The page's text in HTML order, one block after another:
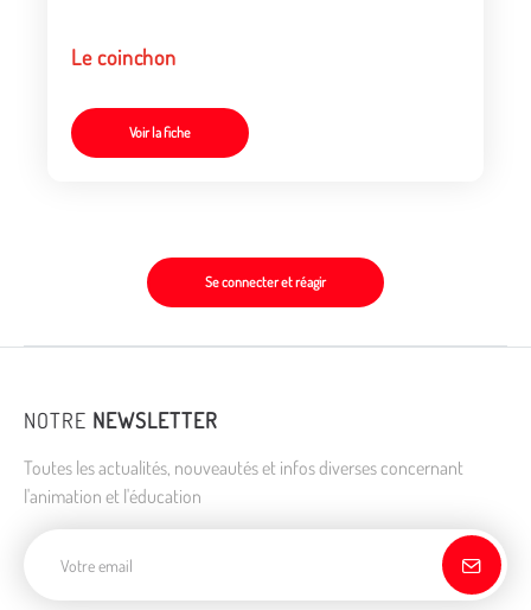
Le coinchon
Voir la fiche
Se connecter et réagir
NOTRE NEWSLETTER
Toutes les actualités, nouveautés et infos diverses concernant
l'animation et l'éducation